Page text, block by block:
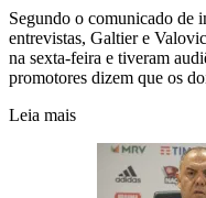
Segundo o comunicado de
entrevistas, Galtier e
na sexta-feira e tiveram
promotores dizem que os
Leia mais